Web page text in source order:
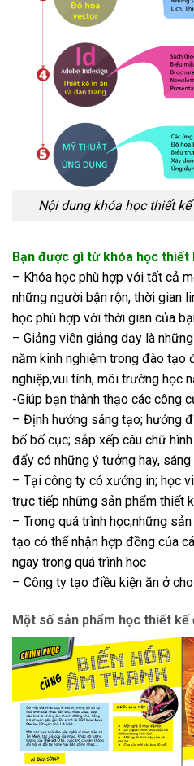
Nội dung khóa học thiết
Bạn được gì từ khóa học thiết
– Khóa học phù hợp với tất cả
những người bận rộn, thời gian
học phù hợp với thời gian của
– Giảng viên giảng dạy là
năm kinh nghiệm trong đào tạo
nghiệp,vui tính, môi trường học
-Giúp bạn thành thạo các công
– Định hướng sáng tạo; hướng
bố bố cục; sắp xếp câu chữ
đẩy có những ý tưởng hay,
– Tại công ty có xưởng in; học
trực tiếp những sản phẩm thiết
– Trong quá trình học,những
tạo có thể nhận hợp đồng của
ngay trong quá trình học
– Công ty tạo điều kiện ăn ở
Một số sản phẩm học thiết kế